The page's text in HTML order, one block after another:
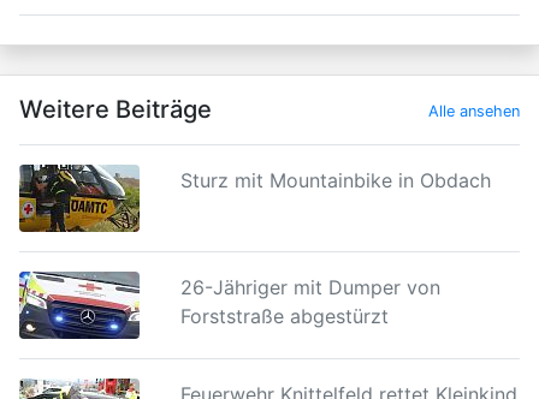
Weitere Beiträge Alle ansehen
Sturz mit Mountainbike in Obdach
26-Jähriger mit Dumper von
Forststraße abgestürzt
Feuerwehr Knittelfeld rettet Kleinkind